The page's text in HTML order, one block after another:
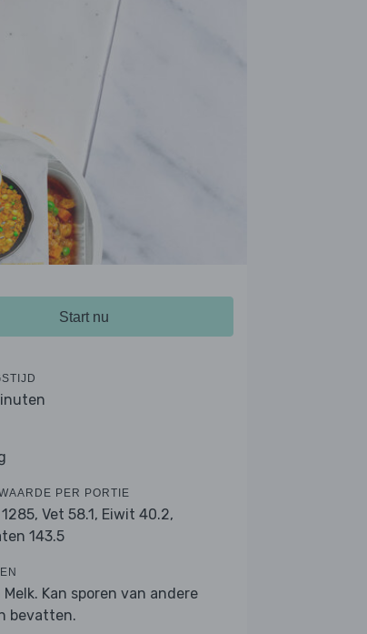
Start nu
PER PORTIE
Vet 58.1, Eiwit 40.2,
143.5
Kan sporen van andere
bevatten.